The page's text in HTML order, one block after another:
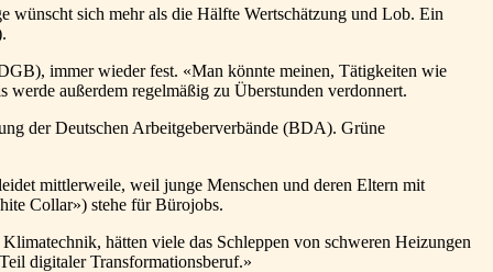
wünscht sich mehr als die Hälfte Wertschätzung und Lob. Ein
immer wieder fest. «Man könnte meinen, Tätigkeiten wie
außerdem regelmäßig zu Überstunden verdonnert.
der Deutschen Arbeitgeberverbände (BDA). Grüne
mittlerweile, weil junge Menschen und deren Eltern mit
Collar») stehe für Bürojobs.
hätten viele das Schleppen von schweren Heizungen
digitaler Transformationsberuf.»